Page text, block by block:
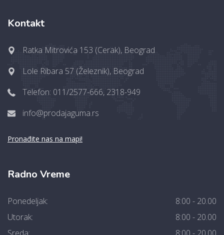
Kontakt
Ratka Mitrovića 153 (Cerak), Beograd
Lole Ribara 57 (Železnik), Beograd
Telefon: 011/2577-666, 2318-949
info@prodajaguma.rs
Pronađite nas na mapi!
Radno Vreme
Ponedeljak:
8:00 - 20.00
Utorak:
8:00 - 20.00